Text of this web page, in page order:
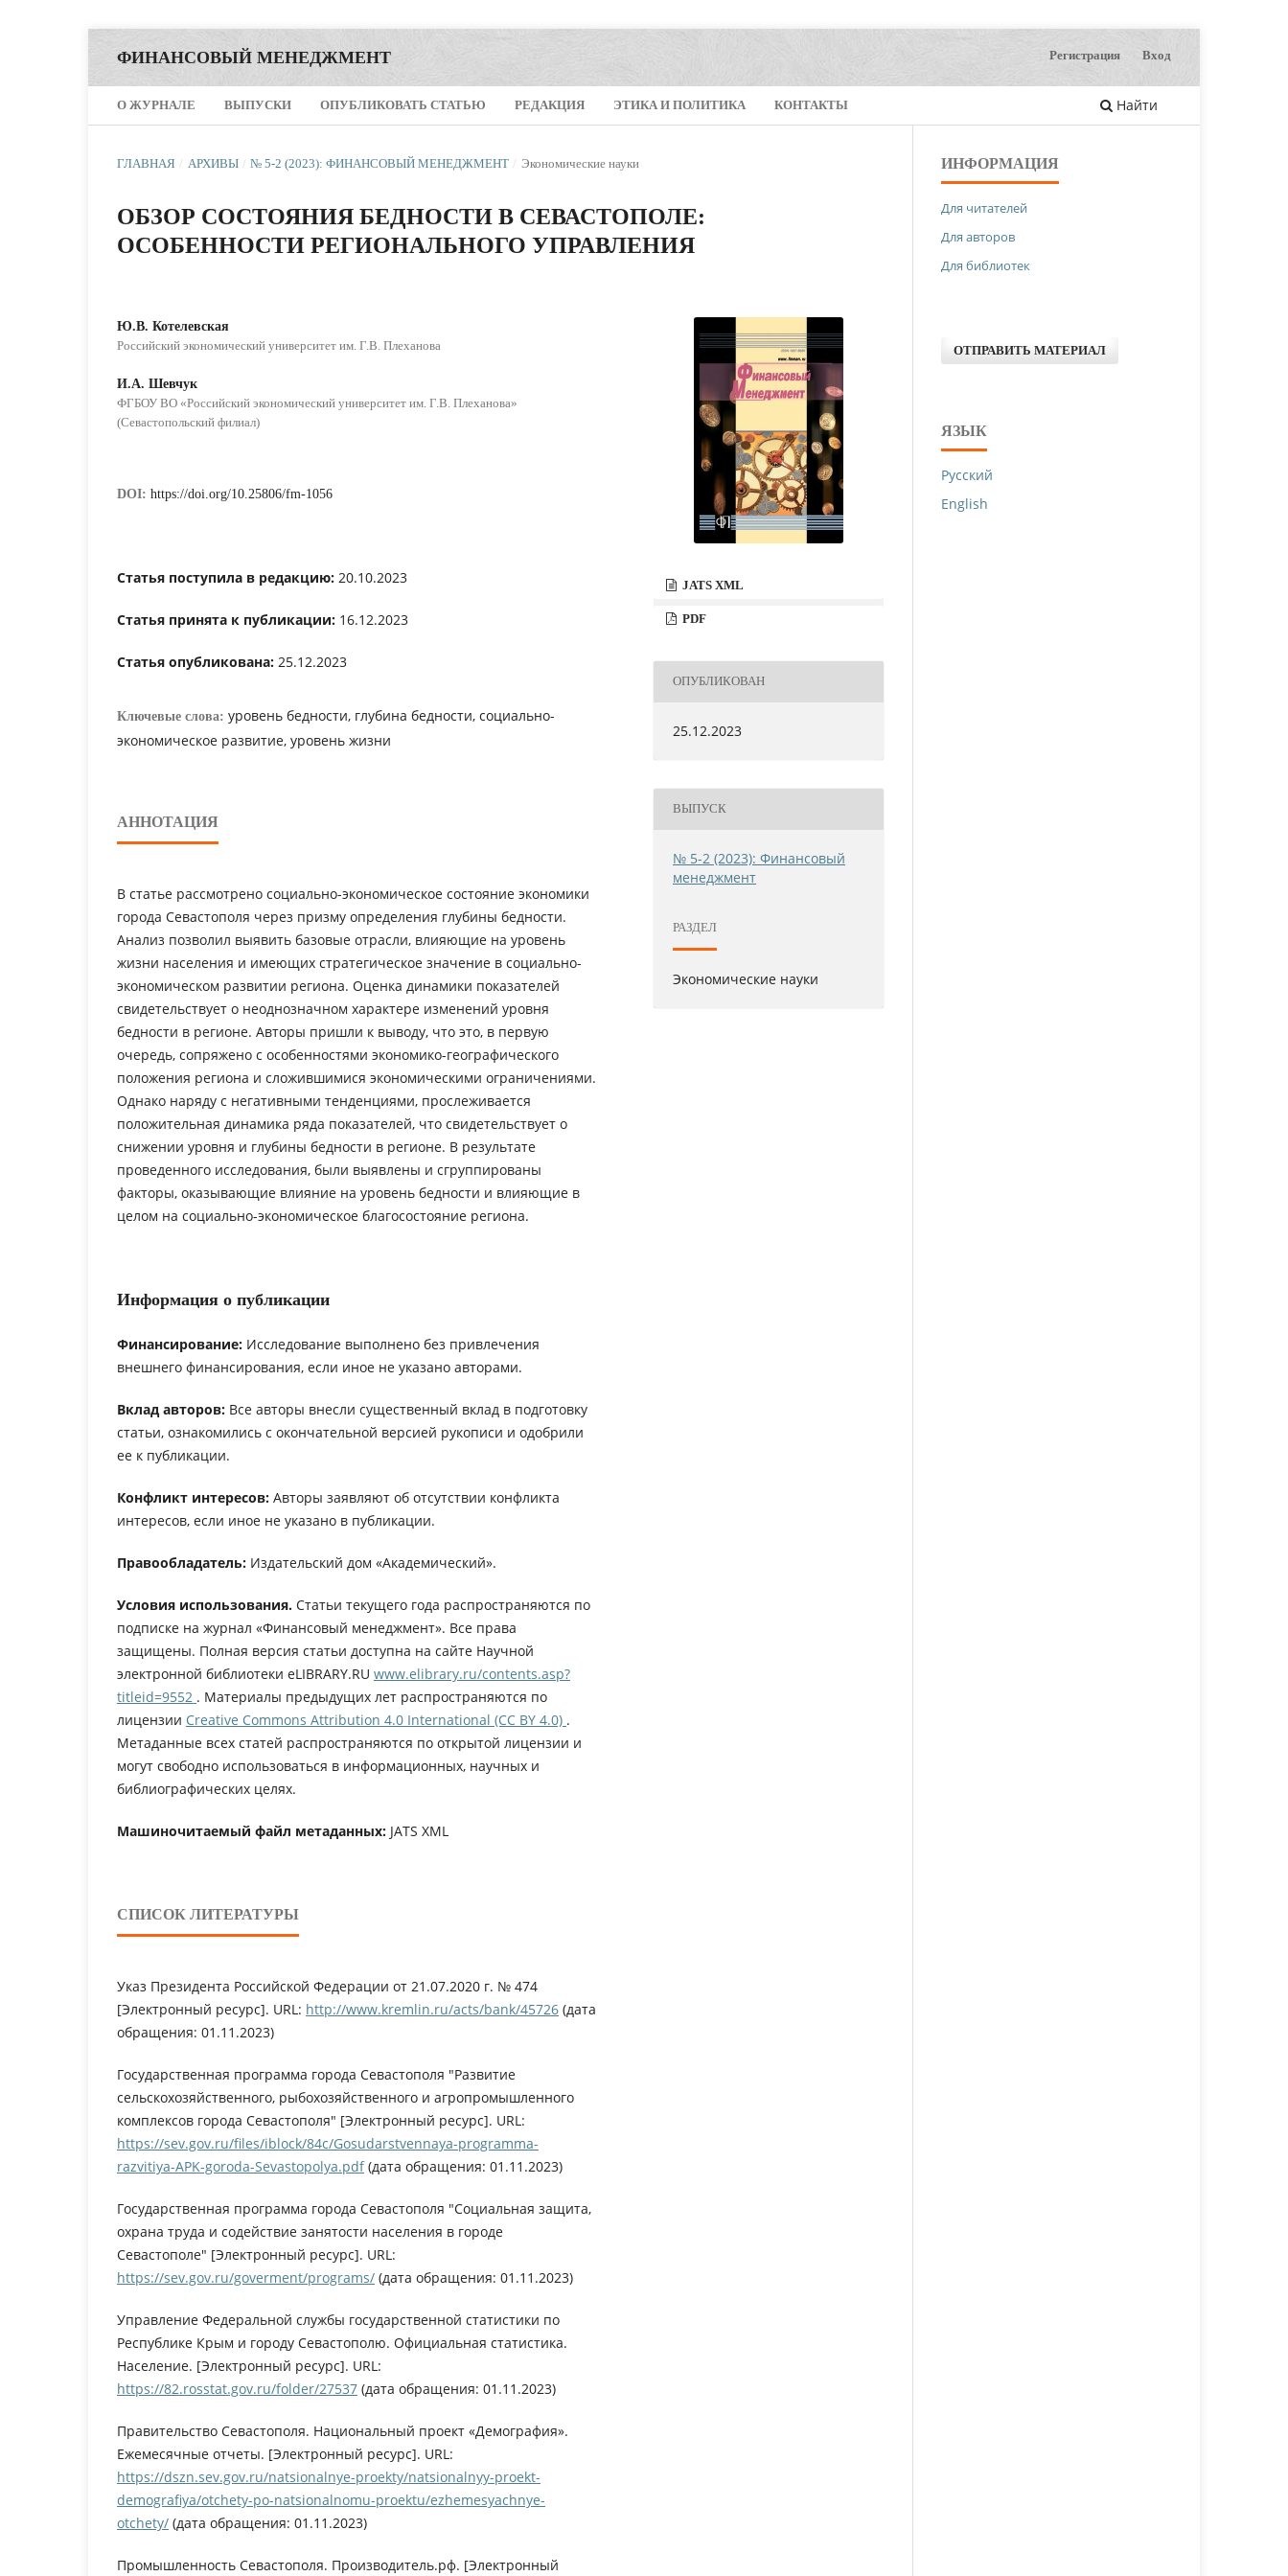
ФИНАНСОВЫЙ МЕНЕДЖМЕНТ
О ЖУРНАЛЕ ВЫПУСКИ ОПУБЛИКОВАТЬ СТАТЬЮ РЕДАКЦИЯ ЭТИКА И ПОЛИТИКА КОНТАКТЫ Найти
Регистрация Вход
ГЛАВНАЯ / АРХИВЫ / № 5-2 (2023): ФИНАНСОВЫЙ МЕНЕДЖМЕНТ / Экономические науки
ОБЗОР СОСТОЯНИЯ БЕДНОСТИ В СЕВАСТОПОЛЕ:
ОСОБЕННОСТИ РЕГИОНАЛЬНОГО УПРАВЛЕНИЯ
Ю.В. Котелевская
Российский экономический университет им. Г.В. Плеханова
И.А. Шевчук
ФГБОУ ВО «Российский экономический университет им. Г.В. Плеханова»
(Севастопольский филиал)
DOI: https://doi.org/10.25806/fm-1056
Статья поступила в редакцию: 20.10.2023
Статья принята к публикации: 16.12.2023
Статья опубликована: 25.12.2023
Ключевые слова: уровень бедности, глубина бедности, социально-
экономическое развитие, уровень жизни
АННОТАЦИЯ
В статье рассмотрено социально-экономическое состояние экономики
города Севастополя через призму определения глубины бедности.
Анализ позволил выявить базовые отрасли, влияющие на уровень
жизни населения и имеющих стратегическое значение в социально-
экономическом развитии региона. Оценка динамики показателей
свидетельствует о неоднозначном характере изменений уровня
бедности в регионе. Авторы пришли к выводу, что это, в первую
очередь, сопряжено с особенностями экономико-географического
положения региона и сложившимися экономическими ограничениями.
Однако наряду с негативными тенденциями, прослеживается
положительная динамика ряда показателей, что свидетельствует о
снижении уровня и глубины бедности в регионе. В результате
проведенного исследования, были выявлены и сгруппированы
факторы, оказывающие влияние на уровень бедности и влияющие в
целом на социально-экономическое благосостояние региона.
Информация о публикации
Финансирование: Исследование выполнено без привлечения
внешнего финансирования, если иное не указано авторами.
Вклад авторов: Все авторы внесли существенный вклад в подготовку
статьи, ознакомились с окончательной версией рукописи и одобрили
ее к публикации.
Конфликт интересов: Авторы заявляют об отсутствии конфликта
интересов, если иное не указано в публикации.
Правообладатель: Издательский дом «Академический».
Условия использования. Статьи текущего года распространяются по
подписке на журнал «Финансовый менеджмент». Все права
защищены. Полная версия статьи доступна на сайте Научной
электронной библиотеки eLIBRARY.RU www.elibrary.ru/contents.asp?
titleid=9552 . Материалы предыдущих лет распространяются по
лицензии Creative Commons Attribution 4.0 International (CC BY 4.0) .
Метаданные всех статей распространяются по открытой лицензии и
могут свободно использоваться в информационных, научных и
библиографических целях.
Машиночитаемый файл метаданных: JATS XML
СПИСОК ЛИТЕРАТУРЫ
Указ Президента Российской Федерации от 21.07.2020 г. № 474
[Электронный ресурс]. URL: http://www.kremlin.ru/acts/bank/45726 (дата
обращения: 01.11.2023)
Государственная программа города Севастополя "Развитие
сельскохозяйственного, рыбохозяйственного и агропромышленного
комплексов города Севастополя" [Электронный ресурс]. URL:
https://sev.gov.ru/files/iblock/84c/Gosudarstvennaya-programma-
razvitiya-APK-goroda-Sevastopolya.pdf(дата обращения: 01.11.2023)
Государственная программа города Севастополя "Социальная защита,
охрана труда и содействие занятости населения в городе
Севастополе" [Электронный ресурс]. URL:
https://sev.gov.ru/goverment/programs/ (дата обращения: 01.11.2023)
Управление Федеральной службы государственной статистики по
Республике Крым и городу Севастополю. Официальная статистика.
Население. [Электронный ресурс]. URL:
https://82.rosstat.gov.ru/folder/27537 (дата обращения: 01.11.2023)
Правительство Севастополя. Национальный проект «Демография».
Ежемесячные отчеты. [Электронный ресурс]. URL:
https://dszn.sev.gov.ru/natsionalnye-proekty/natsionalnyy-proekt-
demografiya/otchety-po-natsionalnomu-proektu/ezhemesyachnye-
otchety/ (дата обращения: 01.11.2023)
Промышленность Севастополя. Производитель.рф. [Электронный
JATS XML
PDF
ОПУБЛИКОВАН
25.12.2023
ВЫПУСК
№ 5-2 (2023): Финансовый
менеджмент
РАЗДЕЛ
Экономические науки
ИНФОРМАЦИЯ
Для читателей
Для авторов
Для библиотек
ОТПРАВИТЬ МАТЕРИАЛ
ЯЗЫК
Русский
English